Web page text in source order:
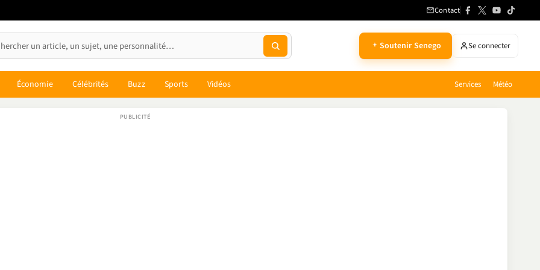
Contact
Soutenir Senego Se connecter
Économie Célébrités Buzz Sports Vidéos Services Météo